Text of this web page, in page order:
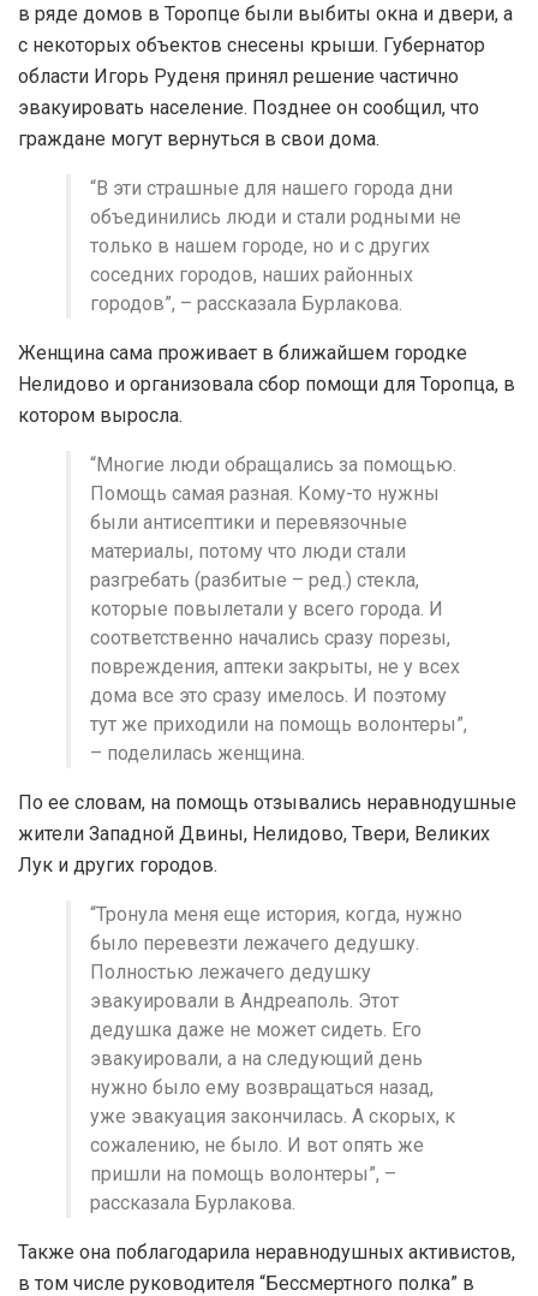
в ряде домов в Торопце были выбиты окна и двери, а
с некоторых объектов снесены крыши. Губернатор
области Игорь Руденя принял решение частично
эвакуировать население. Позднее он сообщил, что
граждане могут вернуться в свои дома.
“В эти страшные для нашего города дни
объединились люди и стали родными не
только в нашем городе, но и с других
соседних городов, наших районных
городов”, – рассказала Бурлакова.
Женщина сама проживает в ближайшем городке
Нелидово и организовала сбор помощи для Торопца, в
котором выросла.
“Многие люди обращались за помощью.
Помощь самая разная. Кому-то нужны
были антисептики и перевязочные
материалы, потому что люди стали
разгребать (разбитые – ред.) стекла,
которые повылетали у всего города. И
соответственно начались сразу порезы,
повреждения, аптеки закрыты, не у всех
дома все это сразу имелось. И поэтому
тут же приходили на помощь волонтеры”,
– поделилась женщина.
По ее словам, на помощь отзывались неравнодушные
жители Западной Двины, Нелидово, Твери, Великих
Лук и других городов.
“Тронула меня еще история, когда, нужно
было перевезти лежачего дедушку.
Полностью лежачего дедушку
эвакуировали в Андреаполь. Этот
дедушка даже не может сидеть. Его
эвакуировали, а на следующий день
нужно было ему возвращаться назад,
уже эвакуация закончилась. А скорых, к
сожалению, не было. И вот опять же
пришли на помощь волонтеры”, –
рассказала Бурлакова.
Также она поблагодарила неравнодушных активистов,
в том числе руководителя “Бессмертного полка” в